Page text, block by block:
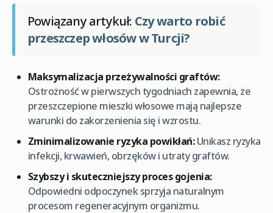
Powiązany artykuł: Czy warto robić
przeszczep włosów w Turcji?
Maksymalizacja przeżywalności graftów:
Ostrożność w pierwszych tygodniach zapewnia, że
przeszczepione mieszki włosowe mają najlepsze
warunki do zakorzenienia się i wzrostu.
Zminimalizowanie ryzyka powikłań:Unikasz ryzyka
infekcji, krwawień, obrzęków i utraty graftów.
Szybszy i skuteczniejszy proces gojenia:
Odpowiedni odpoczynek sprzyja naturalnym
procesom regeneracyjnym organizmu.